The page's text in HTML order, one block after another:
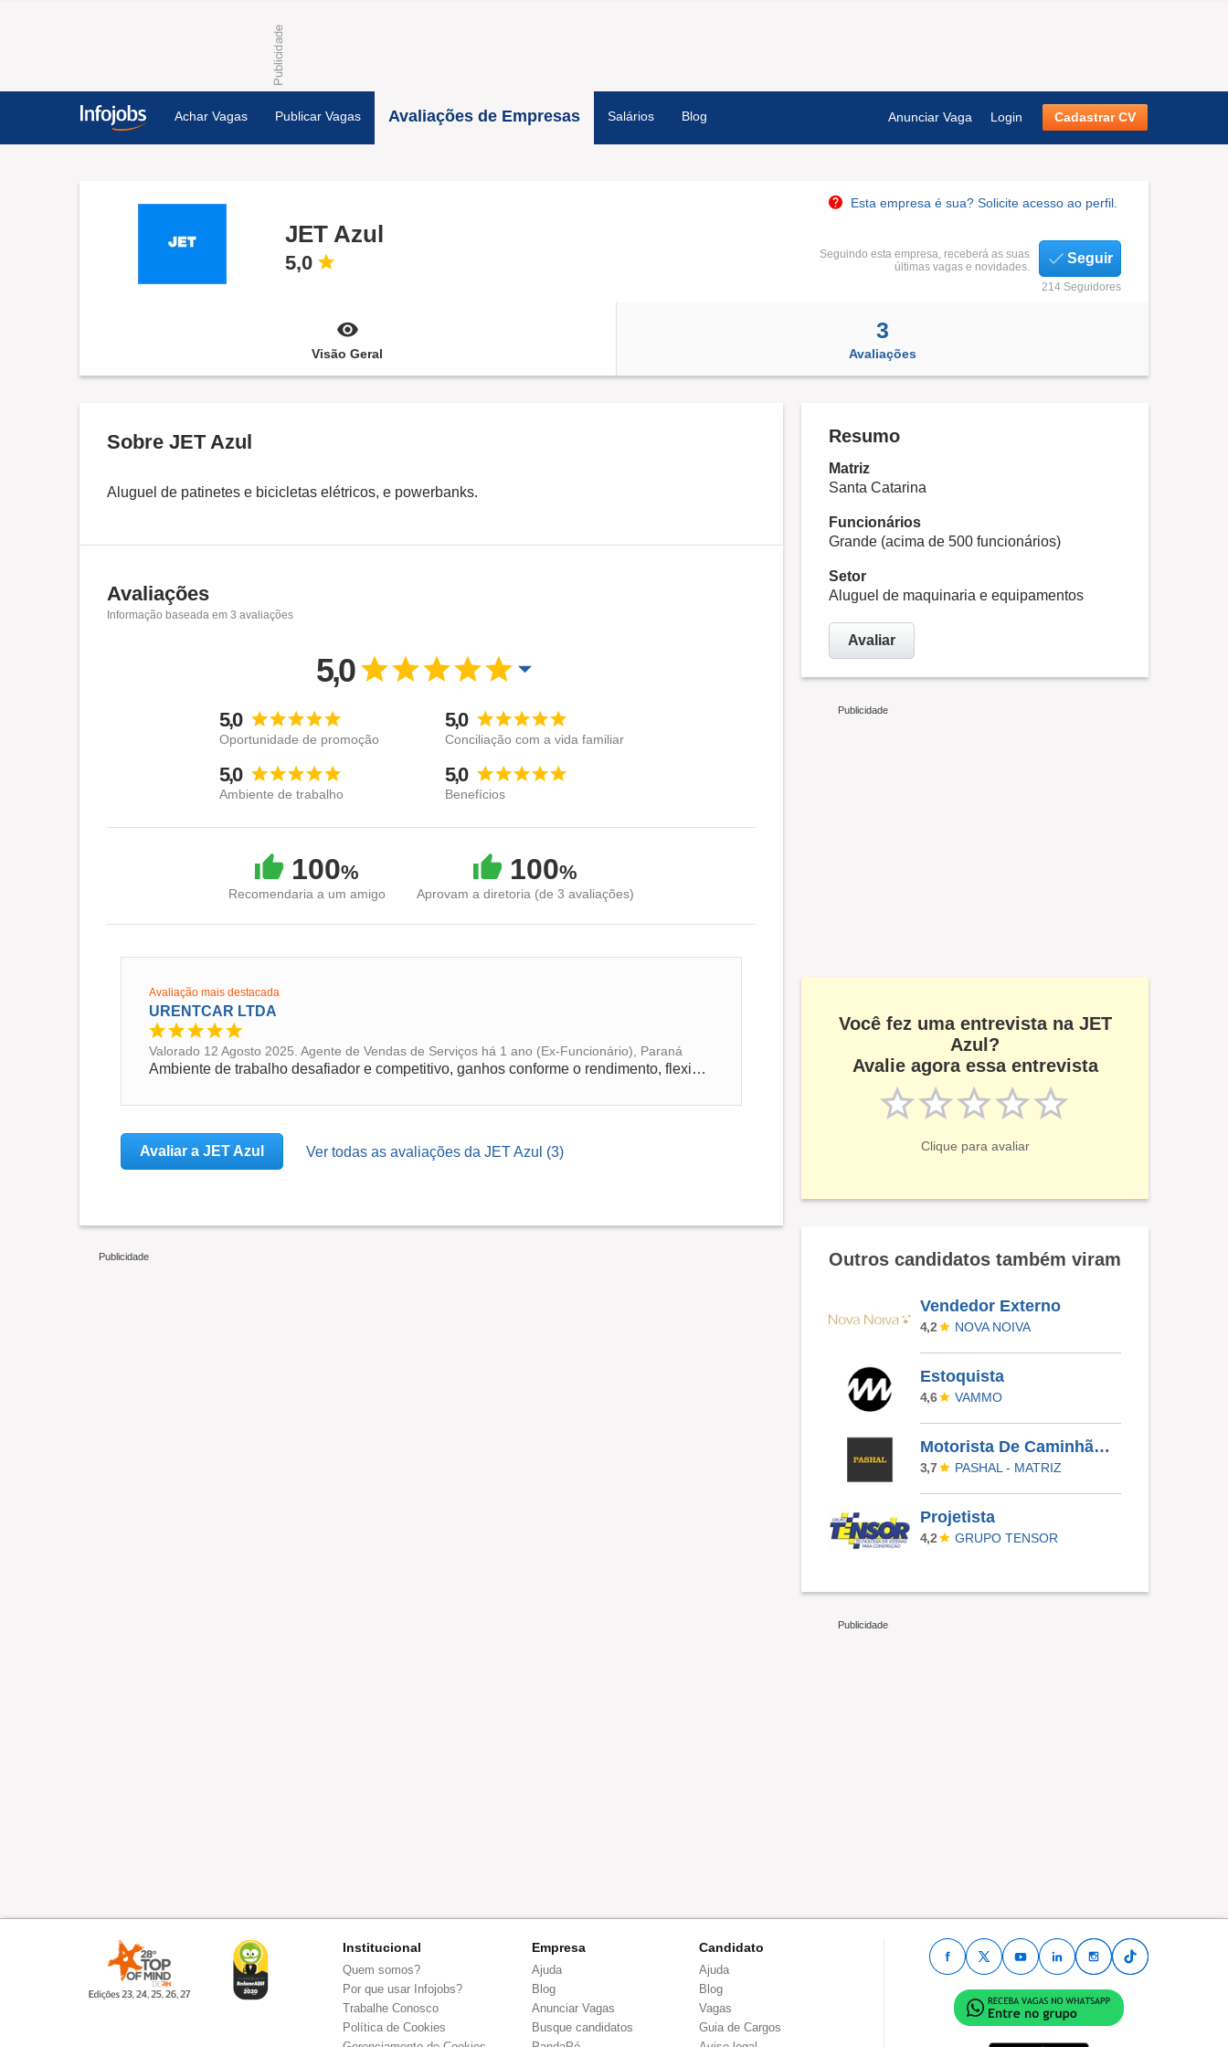
Achar Vagas Publicar Vagas Avaliações de Empresas Salários Blog Anunciar Vaga Login Cadastrar CV
Esta empresa é sua? Solicite acesso ao perfil.
JET Azul
5,0
Seguindo esta empresa, receberá as suas
últimas vagas e novidades.
Seguir
214 Seguidores
Visão Geral
3
Avaliações
Sobre JET Azul
Aluguel de patinetes e bicicletas elétricos, e powerbanks.
Avaliações
Informação baseada em 3 avaliações
5,0
5,0
Oportunidade de promoção
5,0
Conciliação com a vida familiar
5,0
Ambiente de trabalho
5,0
Benefícios
100%
Recomendaria a um amigo
100%
Aprovam a diretoria (de 3 avaliações)
Avaliação mais destacada
URENTCAR LTDA
Valorado 12 Agosto 2025. Agente de Vendas de Serviços há 1 ano (Ex-Funcionário), Paraná
Ambiente de trabalho desafiador e competitivo, ganhos conforme o rendimento, flexibilidade de horário e localização.
Avaliar a JET Azul Ver todas as avaliações da JET Azul (3)
Resumo
Matriz
Santa Catarina
Funcionários
Grande (acima de 500 funcionários)
Setor
Aluguel de maquinaria e equipamentos
Avaliar
Você fez uma entrevista na JET
Azul?
Avalie agora essa entrevista
Clique para avaliar
Outros candidatos também viram
Vendedor Externo
4,2 NOVA NOIVA
Estoquista
4,6 VAMMO
Motorista De Caminhão Truck
3,7 PASHAL - MATRIZ
Projetista
4,2 GRUPO TENSOR
Institucional
Quem somos?
Por que usar Infojobs?
Trabalhe Conosco
Política de Cookies
Empresa
Ajuda
Blog
Anunciar Vagas
Busque candidatos
Candidato
Ajuda
Blog
Vagas
Guia de Cargos